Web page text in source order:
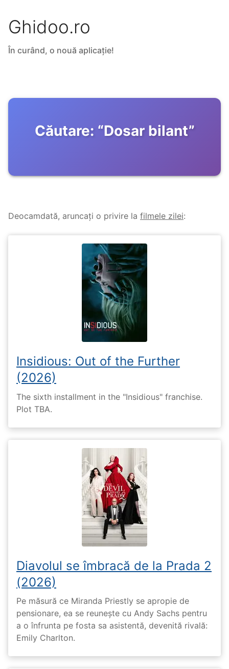
Ghidoo.ro
În curând, o nouă aplicație!
Căutare: “Dosar bilant”
Deocamdată, aruncați o privire la filmele zilei:
Insidious: Out of the Further
(2026)
The sixth installment in the "Insidious" franchise.
Plot TBA.
Diavolul se îmbracă de la Prada 2
(2026)
Pe măsură ce Miranda Priestly se apropie de
pensionare, ea se reunește cu Andy Sachs pentru
a o înfrunta pe fosta sa asistentă, devenită rivală:
Emily Charlton.